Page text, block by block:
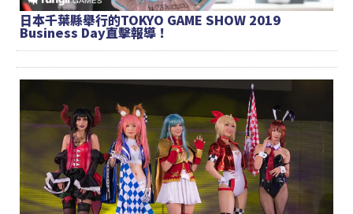
日本千葉縣舉行的TOKYO GAME SHOW 2019
Business Day直擊報導！